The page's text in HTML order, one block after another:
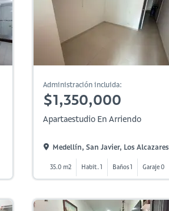
Administración incluida:
$1,350,000
Apartaestudio En Arriendo
Medellín, San Javier, Los Alcazares
35.0 m2 Habit. 1 Baños 1 Garaje 0